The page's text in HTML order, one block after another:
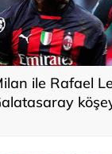
ile Rafael